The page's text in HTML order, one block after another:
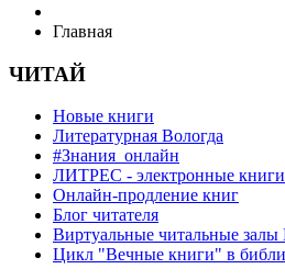
Главная
ЧИТАЙ
Новые книги
Литературная Вологда
#Знания_онлайн
ЛИТРЕС - электронные книги
Онлайн-продление книг
Блог читателя
Виртуальные читальные
Цикл "Вечные книги" в